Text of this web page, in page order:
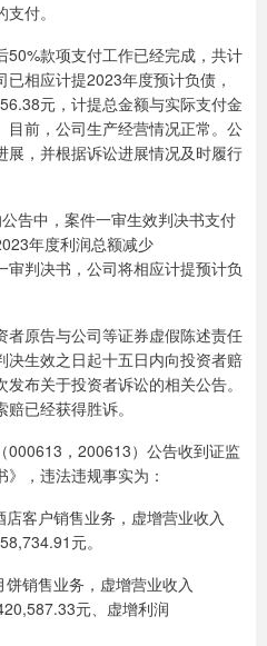
付。
款项支付工作已经完成，共计
相应计提2023年度预计负债，
元，计提总金额与实际支付金
目前，公司生产经营情况正常。公
展，并根据诉讼进展情况及时履行
中，案件一审生效判决书支付
年度利润总额减少
判决书，公司将相应计提预计负
原告与公司等证券虚假陈述责任
决生效之日起十五日内向投资者赔
布关于投资者诉讼的相关公告。
已经获得胜诉。
，200613）公告收到证监
，违法违规事实为：
客户销售业务，虚增营业收入
元。
销售业务，虚增营业收入
元、虚增利润